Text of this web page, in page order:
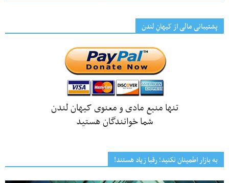
پشتیبانی مالی از کیهانِ لندن
تنها منبع مادی و معنوی کیهان لندن
شما خوانندگان هستید
به بازار اطمینان نکنید؛ رقبا زیاد هستند!